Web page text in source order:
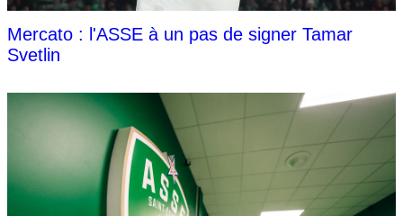
Mercato : l'ASSE à un pas de signer Tamar
Svetlin